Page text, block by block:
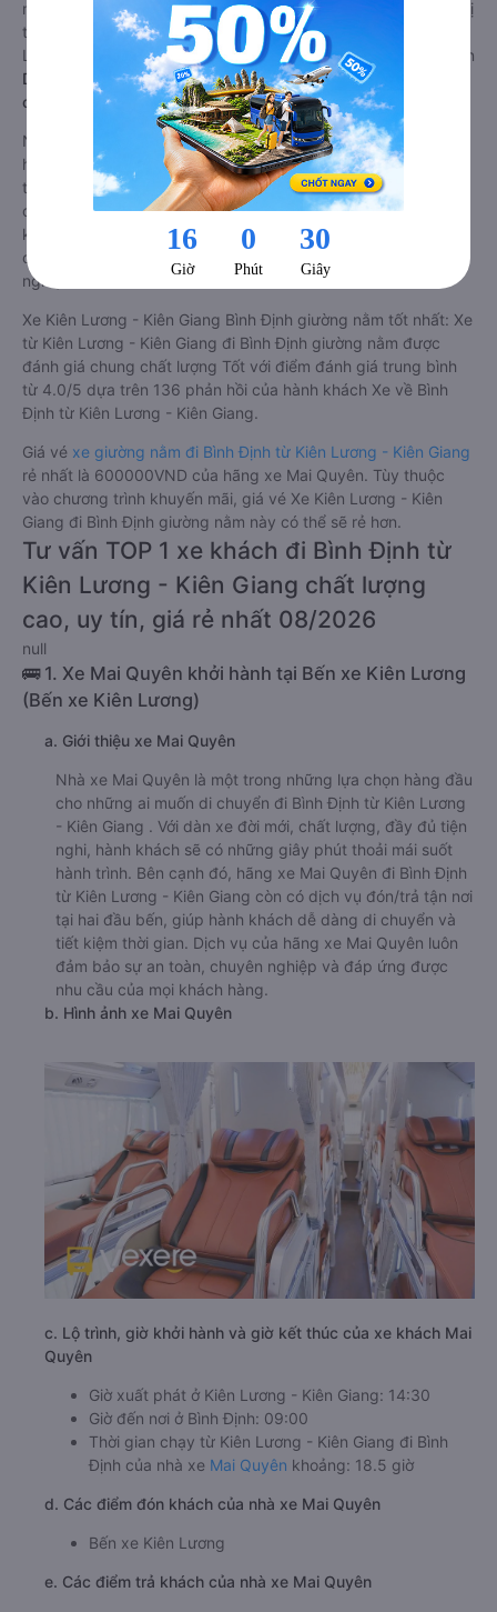
từ Kiên Lương - Kiên Giang.
Giá vé xe limousine đi Bình Định từ Kiên Lương - Kiên Giang
nhất là 600000VND của hãng xe Mai Quyên. Tùy thuộc vào vị
trí ngồi của bạn và chương trình khuyến mãi, giá vé Xe Kiên
Lương - Kiên Giang đi Bình Định limousine này có thể sẽ rẻ hơn
Dòng xe đi Bình Định từ Kiên Lương - Kiên Giang giường nằm
chất lượng cao: Thoải mái, giá cả tốt nhất
Những nhà xe đi Bình Định từ Kiên Lương - Kiên Giang đều sở
hữu những xe giường nằm chất lượng cao. Trên xe được
trang bị đầy đủ các trang thiết bị hiện đại phục vụ cho nhu
cầu di chuyển của hành khách. Bên cạnh đó, các hãng xe
khách Kiên Lương - Kiên Giang Bình Định luôn chú trọng đến
chất lượng dịch vụ, không ngừng cải thiện để mang đến trải
nghiệm hoàn hảo cho hành khách.
Xe Kiên Lương - Kiên Giang Bình Định giường nằm tốt nhất: Xe
từ Kiên Lương - Kiên Giang đi Bình Định giường nằm được
đánh giá chung chất lượng Tốt với điểm đánh giá trung bình
từ 4.0/5 dựa trên 136 phản hồi của hành khách Xe về Bình
Định từ Kiên Lương - Kiên Giang.
Giá véxe giường nằm đi Bình Định từ Kiên Lương - Kiên Giang
rẻ nhất là 600000VND của hãng xe Mai Quyên. Tùy thuộc
vào chương trình khuyến mãi, giá vé Xe Kiên Lương - Kiên
Giang đi Bình Định giường nằm này có thể sẽ rẻ hơn.
Tư vấn TOP 1 xe khách đi Bình Định từ
Kiên Lương - Kiên Giang chất lượng
cao, uy tín, giá rẻ nhất 08/2026
🚌 1. Xe Mai Quyên khởi hành tại Bến xe Kiên Lương
(Bến xe Kiên Lương)
a. Giới thiệu xe Mai Quyên
Nhà xe Mai Quyên là một trong những lựa chọn hàng đầu
cho những ai muốn di chuyển đi Bình Định từ Kiên Lương
- Kiên Giang . Với dàn xe đời mới, chất lượng, đầy đủ tiện
nghi, hành khách sẽ có những giây phút thoải mái suốt
hành trình. Bên cạnh đó, hãng xe Mai Quyên đi Bình Định
từ Kiên Lương - Kiên Giang còn có dịch vụ đón/trả tận nơi
tại hai đầu bến, giúp hành khách dễ dàng di chuyển và
tiết kiệm thời gian. Dịch vụ của hãng xe Mai Quyên luôn
nhu cầu của mọi khách hàng.
b. Hình ảnh xe Mai Quyên
c. Lộ trình, giờ khởi hành và giờ kết thúc của xe khách Mai
Quyên
Giờ xuất phát ở Kiên Lương - Kiên Giang: 14:30
Giờ đến nơi ở Bình Định: 09:00
Định của nhà xeMai Quyên
d. Các điểm đón khách của nhà xe Mai Quyên